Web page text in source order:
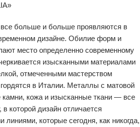
больше и больше проявляются в
дизайне. Обилие форм и
место определенно современному
изысканными материалами
отмеченными мастерством
в Италии. Металлы с матовой
камни, кожа и изысканные ткани — все
которой дизайн отличается
линиями, которые сегодня, как никогда,